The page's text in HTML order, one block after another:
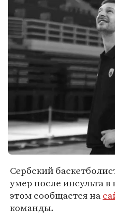
Сербский
умер после инсульта в
этом сообщается на
команды.